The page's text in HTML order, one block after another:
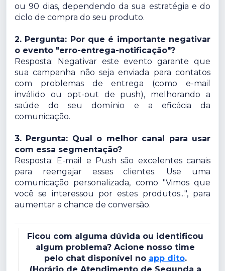
ou 90 dias, dependendo da sua estratégia e do
ciclo de compra do seu produto.
2. Pergunta: Por que é importante negativar
o evento "erro-entrega-notificação"?
Resposta: Negativar este evento garante que
sua campanha não seja enviada para contatos
com problemas de entrega (como e-mail
inválido ou opt-out de push), melhorando a
saúde do seu domínio e a eficácia da
comunicação.
3. Pergunta: Qual o melhor canal para usar
com essa segmentação?
Resposta: E-mail e Push são excelentes canais
para reengajar esses clientes. Use uma
comunicação personalizada, como "Vimos que
você se interessou por estes produtos...", para
aumentar a chance de conversão.
Ficou com alguma dúvida ou identificou
algum problema? Acione nosso time
pelo chat disponível no app dito.